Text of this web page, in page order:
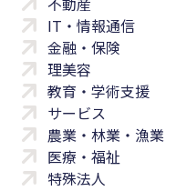
IT・情報通信
金融・保険
理美容
教育・学術支援
サービス
農業・林業・漁業
医療・福祉
特殊法人